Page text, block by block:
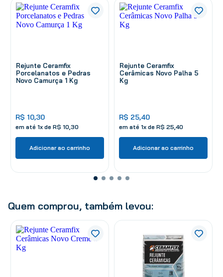
Rejunte Ceramfix
Porcelanatos e Pedras
Novo Camurça 1 Kg
R$ 10,30
em até 1x de R$ 10,30
Adicionar ao carrinho
Rejunte Ceramfix
Cerâmicas Novo Palha 5
Kg
R$ 25,40
em até 1x de R$ 25,40
Adicionar ao carrinho
Quem comprou, também levou: